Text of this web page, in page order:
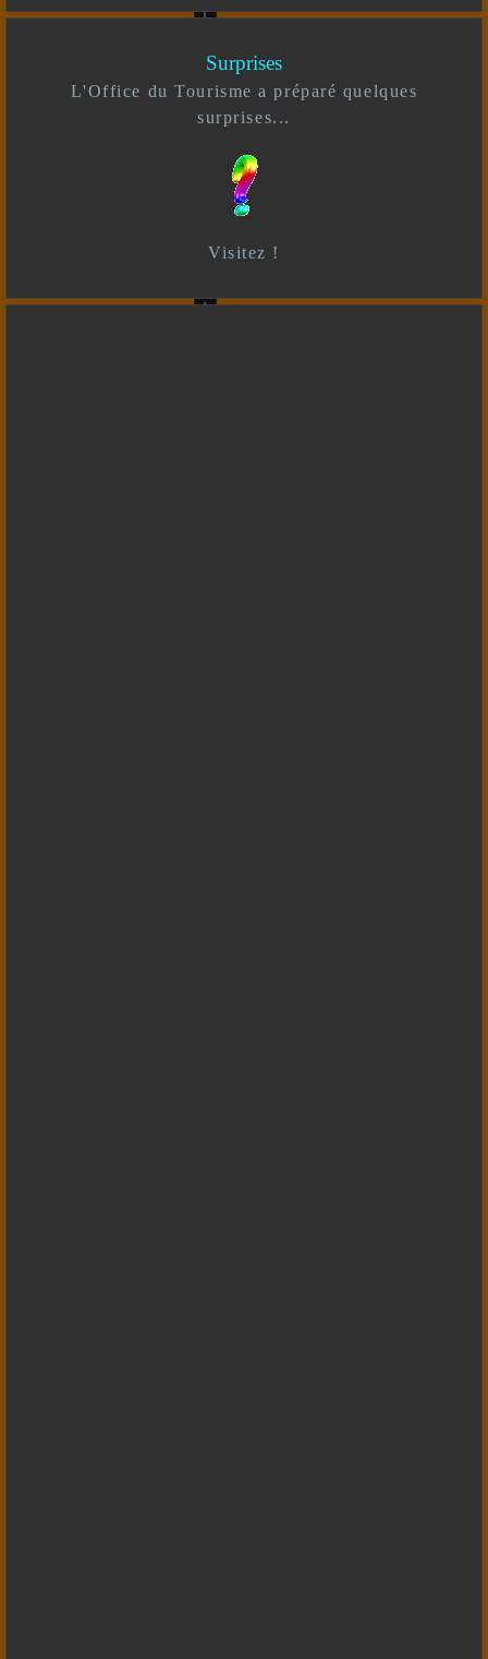
Surprises
L'Office du Tourisme a préparé quelques
surprises...
Visitez !